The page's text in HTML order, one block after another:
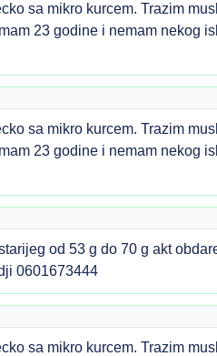
sa mikro kurcem. Trazim
23 godine i nemam nekog
sa mikro kurcem. Trazim
23 godine i nemam nekog
od 53 g do 70 g akt
0601673444
sa mikro kurcem. Trazim